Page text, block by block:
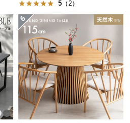
5 （2）